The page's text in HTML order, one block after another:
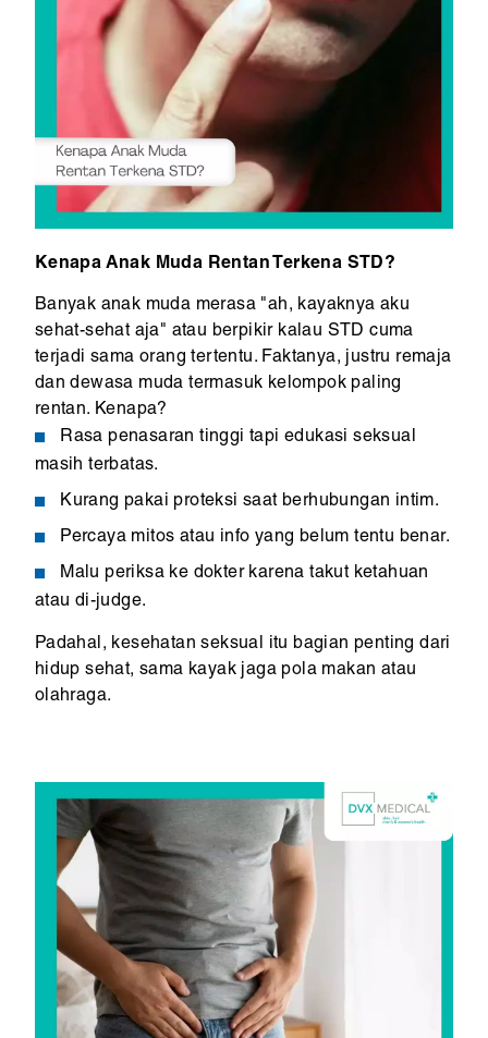
Kenapa Anak Muda Rentan Terkena STD?
Banyak anak muda merasa "ah, kayaknya aku
sehat-sehat aja" atau berpikir kalau STD cuma
terjadi sama orang tertentu. Faktanya, justru remaja
dan dewasa muda termasuk kelompok paling
rentan. Kenapa?
Rasa penasaran tinggi tapi edukasi seksual
masih terbatas.
Kurang pakai proteksi saat berhubungan intim.
Percaya mitos atau info yang belum tentu benar.
Malu periksa ke dokter karena takut ketahuan
atau di-judge.
Padahal, kesehatan seksual itu bagian penting dari
hidup sehat, sama kayak jaga pola makan atau
olahraga.